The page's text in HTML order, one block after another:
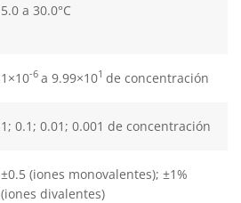
5.0 a 30.0°C
1×10-6 a 9.99×101 de concentración
1; 0.1; 0.01; 0.001 de concentración
±0.5 (iones monovalentes); ±1%
(iones divalentes)